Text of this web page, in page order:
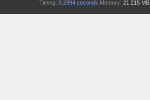
Timing: 0.2994 seconds Memory: 21.215 MB